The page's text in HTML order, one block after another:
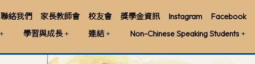
聯絡我們 家長教師會 校友會 獎學金資訊 Instagram
Facebook
學習與成長 連結 Non-Chinese Speaking Students